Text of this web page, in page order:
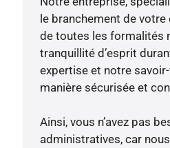
le branchement de votre
de toutes les formalités
tranquillité d’esprit
expertise et notre
manière sécurisée et
Ainsi, vous n’avez pas
administratives, car